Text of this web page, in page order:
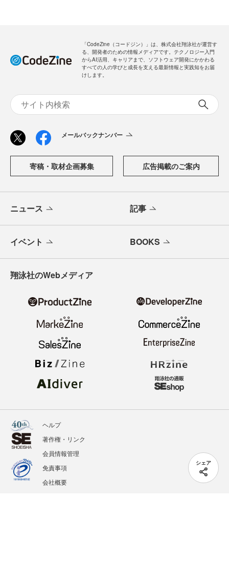
シェア
「CodeZine（コードジン）」は、株式会社翔泳社が運営す
る、開発者のための情報メディアです。テクノロジー入門
からAI活用、キャリアまで、ソフトウェア開発にかかわる
すべての人の学びと成長を支える最新情報と実践知をお届
けします。
メールバックナンバー
寄稿・取材企画募集 広告掲載のご案内
ニュース 記事
イベント BOOKS
翔泳社のWebメディア
ヘルプ
著作権・リンク
会員情報管理
免責事項
会社概要